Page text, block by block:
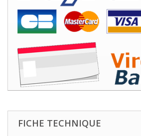
FICHE TECHNIQUE